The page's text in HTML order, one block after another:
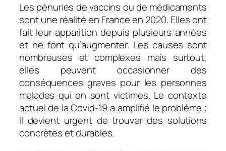
Les pénuries de vaccins ou de médicaments
sont une réalité en France en 2020. Elles ont
fait leur apparition depuis plusieurs années
et ne font qu’augmenter. Les causes sont
nombreuses et complexes mais surtout,
elles peuvent occasionner des
conséquences graves pour les personnes
malades qui en sont victimes. Le contexte
actuel de la Covid-19 a amplifié le problème ;
il devient urgent de trouver des solutions
concrètes et durables.